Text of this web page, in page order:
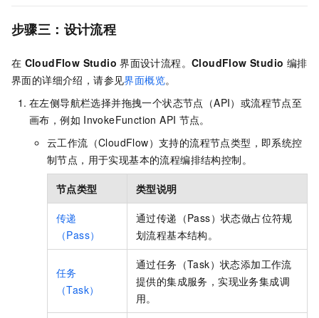
步骤三：设计流程
在 CloudFlow Studio 界面设计流程。 CloudFlow Studio 编排
界面的详细介绍，请参见界面概览。
在左侧导航栏选择并拖拽一个状态节点（API）或流程节点至
画布，例如 InvokeFunction API 节点。
云工作流（CloudFlow） 支持的流程节点类型，即系统控
制节点，用于实现基本的流程编排结构控制。
节点类型 类型说明
传递
（Pass）
通过传递（Pass）状态做占位符规
划流程基本结构。
任务
（Task）
通过任务（Task）状态添加工作流
提供的集成服务，实现业务集成调
用。